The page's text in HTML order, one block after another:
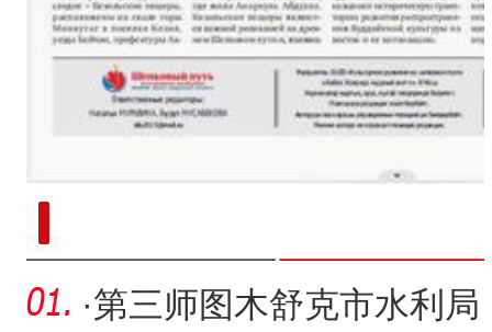
·第三师图木舒克市水利局